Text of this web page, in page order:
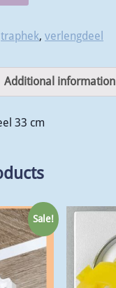
traphek, verlengdeel
Additional information
33 cm
Sale!